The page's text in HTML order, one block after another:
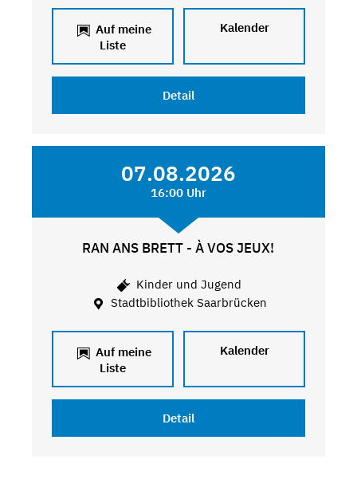
Auf meine
Liste
Kalender
Detail
07.08.2026
16:00 Uhr
RAN ANS BRETT - À VOS JEUX!
Kinder und Jugend
Stadtbibliothek Saarbrücken
Auf meine
Liste
Kalender
Detail